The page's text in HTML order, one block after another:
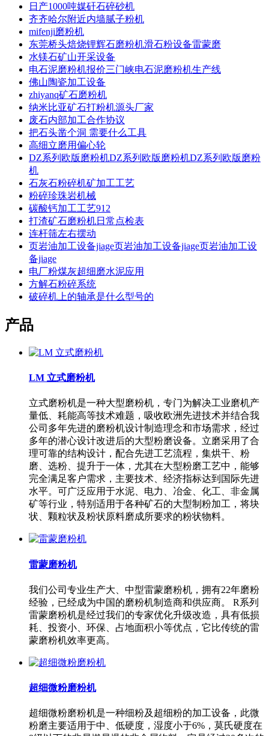
日产1000吨媒矸石碎砂机
齐齐哈尔附近内墙腻子粉机
mifenji磨粉机
东莞桥头焙烧锂辉石磨粉机滑石粉设备雷蒙磨
水镁石矿山开采设备
电石泥磨粉机报价三门峡电石泥磨粉机生产线
佛山陶瓷加工设备
zhiyanq矿石磨粉机
纳米比亚矿石打粉机源头厂家
废石内部加工合作协议
把石头凿个洞 需要什么工具
高细立磨用偏心轮
DZ系列欧版磨粉机DZ系列欧版磨粉机DZ系列欧版磨粉
机
石灰石粉碎机矿加工工艺
粉碎珍珠岩机械
碳酸钙加工工艺912
打渣矿石磨粉机日常点检表
连杆筛左右摆动
页岩油加工设备jiage页岩油加工设备jiage页岩油加工设
备jiage
电厂粉煤灰超细磨水泥应用
方解石粉碎系统
破碎机上的轴承是什么型号的
产品
LM 立式磨粉机
立式磨粉机是一种大型磨粉机，专门为解决工业磨机产
量低、耗能高等技术难题，吸收欧洲先进技术并结合我
公司多年先进的磨粉机设计制造理念和市场需求，经过
多年的潜心设计改进后的大型粉磨设备。立磨采用了合
理可靠的结构设计，配合先进工艺流程，集烘干、粉
磨、选粉、提升于一体，尤其在大型粉磨工艺中，能够
完全满足客户需求，主要技术、经济指标达到国际先进
水平。可广泛应用于水泥、电力、冶金、化工、非金属
矿等行业，特别适用于各种矿石的大型制粉加工，将块
状、颗粒状及粉状原料磨成所要求的粉状物料。
雷蒙磨粉机
我们公司专业生产大、中型雷蒙磨粉机，拥有22年磨粉
经验，已经成为中国的磨粉机制造商和供应商。 R系列
雷蒙磨粉机是经过我们的专家优化升级改造，具有低损
耗、投资小、环保、占地面积小等优点，它比传统的雷
蒙磨粉机效率更高。
超细微粉磨粉机
超细微粉磨粉机是一种细粉及超细粉的加工设备，此微
粉磨主要适用于中、低硬度，湿度小于6%，莫氏硬度在